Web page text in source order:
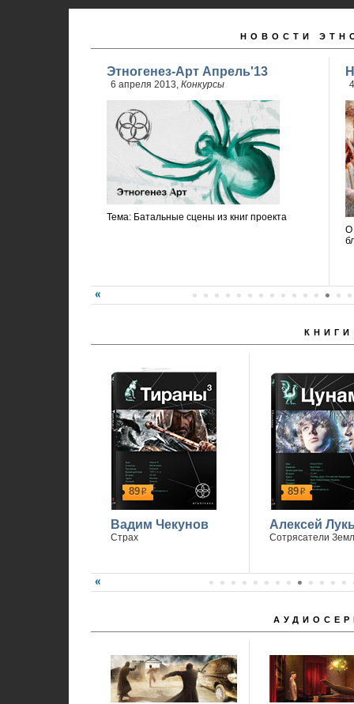
НОВОСТИ
Этногенез-Арт Апрель'13
6 апреля 2013, Конкурсы
Тема: Батальные сцены из книг проекта
О
КНИГИ
89р
Вадим Чекунов
Страх
89р
Алексей
Сотрясатели